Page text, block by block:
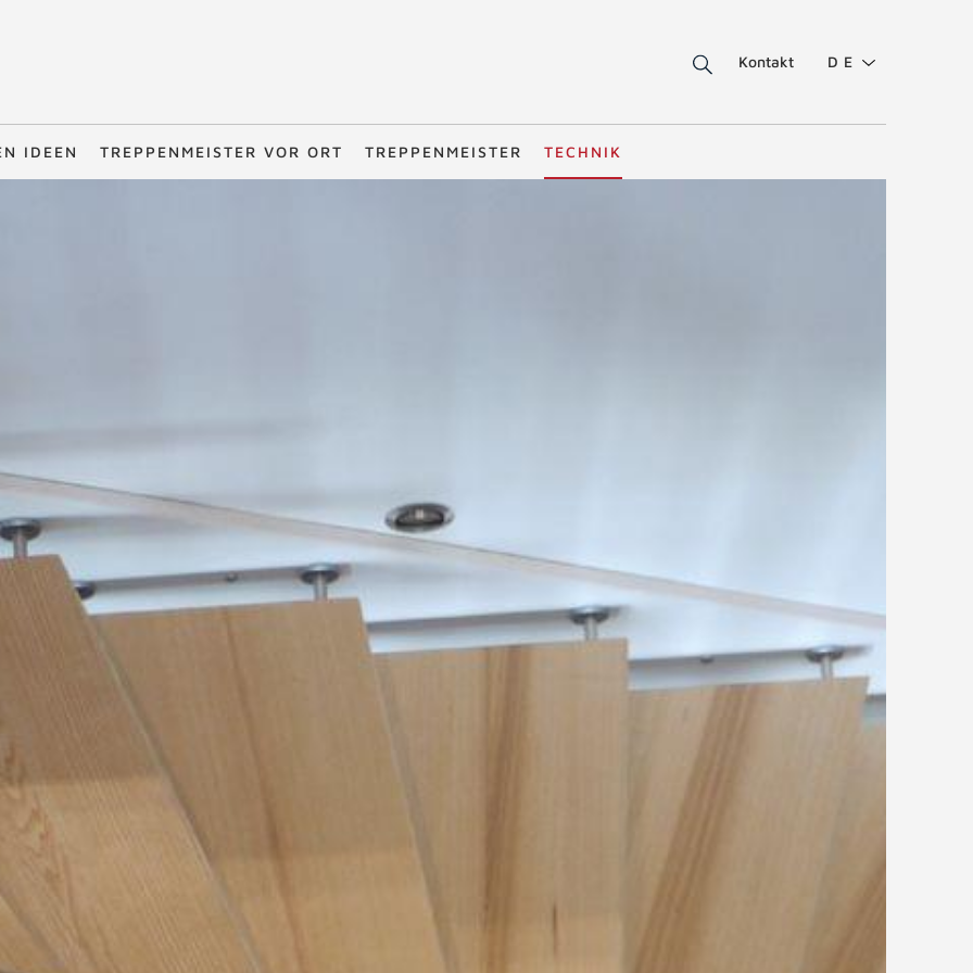
Kontakt DE
IDEEN TREPPENMEISTER VOR ORT TREPPENMEISTER TECHNIK